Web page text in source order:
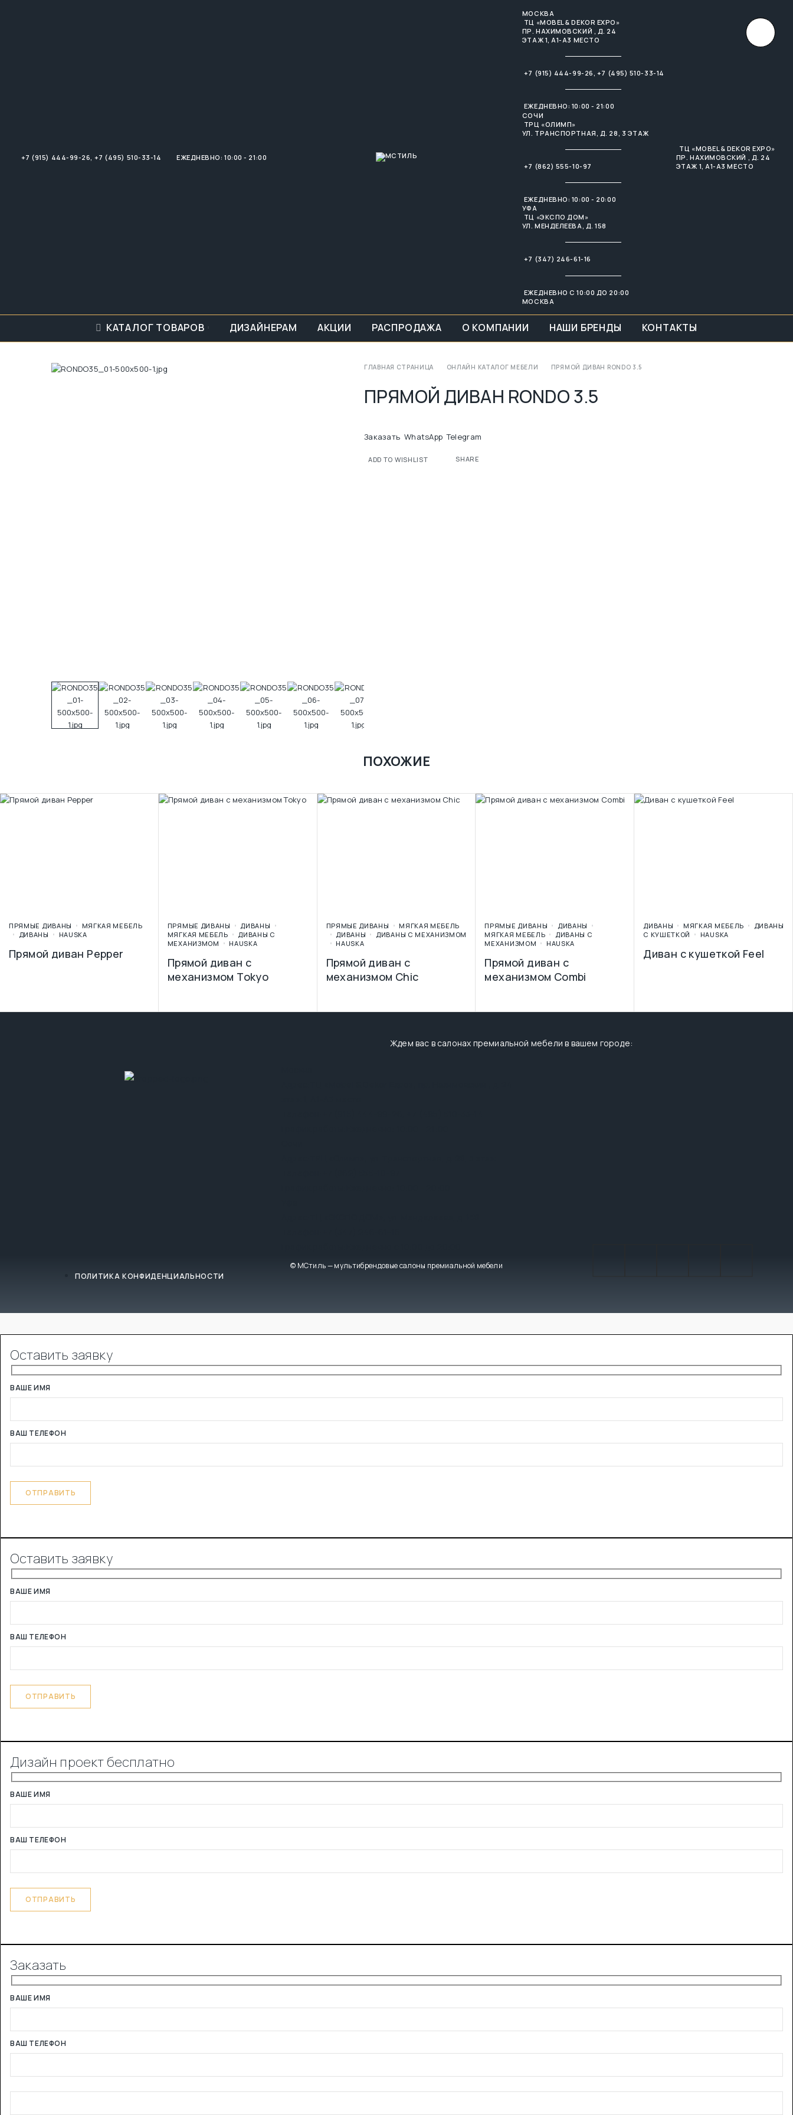
+7 (915) 444-99-26 +7 (495) 510-33-14 ЕЖЕДНЕВНО: 10:00 - 21:00
МОСКВА
ТЦ «MOBEL & DEKOR EXPO»
ПР. НАХИМОВСКИЙ , Д. 24
ЭТАЖ 1, А1-А3 МЕСТО
+7 (915) 444-99-26, +7 (495) 510-33-14
ЕЖЕДНЕВНО: 10:00 - 21:00
СОЧИ
ТРЦ «ОЛИМП»
УЛ. ТРАНСПОРТНАЯ, Д. 28, 3 ЭТАЖ
+7 (862) 555-10-97
ЕЖЕДНЕВНО: 10:00 - 20:00
УФА
ТЦ «ЭКСПО ДОМ»
УЛ. МЕНДЕЛЕЕВА, Д. 158
+7 (347) 246-61-16
ЕЖЕДНЕВНО С 10:00 ДО 20:00
МОСКВА
ТЦ «MOBEL & DEKOR EXPO»
ПР. НАХИМОВСКИЙ , Д. 24
ЭТАЖ 1, А1-А3 МЕСТО
КАТАЛОГ ТОВАРОВ ДИЗАЙНЕРАМ АКЦИИ РАСПРОДАЖА О КОМПАНИИ НАШИ БРЕНДЫ КОНТАКТЫ
ГЛАВНАЯ СТРАНИЦА ОНЛАЙН КАТАЛОГ МЕБЕЛИ ПРЯМОЙ ДИВАН RONDO 3.5
ПРЯМОЙ ДИВАН RONDO 3.5
Заказать WhatsApp Telegram
ADD TO WISHLIST SHARE
ПОХОЖИЕ
ПРЯМЫЕ ДИВАНЫ
МЯГКАЯ МЕБЕЛЬ
ДИВАНЫ
HAUSKA
Прямой диван Pepper
ПРЯМЫЕ ДИВАНЫ
ДИВАНЫ
МЯГКАЯ МЕБЕЛЬ
ДИВАНЫ С
МЕХАНИЗМОМ
HAUSKA
Прямой диван с
механизмом Tokyo
ПРЯМЫЕ ДИВАНЫ
МЯГКАЯ МЕБЕЛЬ
ДИВАНЫ
ДИВАНЫ С МЕХАНИЗМОМ
HAUSKA
Прямой диван с
механизмом Chic
ПРЯМЫЕ ДИВАНЫ
ДИВАНЫ
МЯГКАЯ МЕБЕЛЬ
ДИВАНЫ С
МЕХАНИЗМОМ
HAUSKA
Прямой диван с
механизмом Combi
ДИВАНЫ МЯГКАЯ МЕБЕЛЬ
ДИВАНЫ
С КУШЕТКОЙ
HAUSKA
Диван с кушеткой Feel
Ждем вас в салонах премиальной мебели в вашем городе:
ПОЛИТИКА КОНФИДЕНЦИАЛЬНОСТИ
© МСтиль — мультибрендовые салоны премиальной мебели
Оставить заявку
ВАШЕ ИМЯ
ВАШ ТЕЛЕФОН
Оставить заявку
ВАШЕ ИМЯ
ВАШ ТЕЛЕФОН
Дизайн проект бесплатно
ВАШЕ ИМЯ
ВАШ ТЕЛЕФОН
Заказать
ВАШЕ ИМЯ
ВАШ ТЕЛЕФОН